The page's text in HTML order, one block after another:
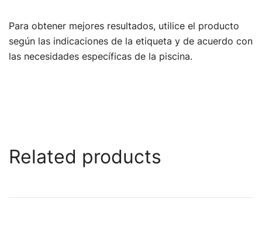
Para obtener mejores resultados, utilice el producto
según las indicaciones de la etiqueta y de acuerdo con
las necesidades específicas de la piscina.
Related products